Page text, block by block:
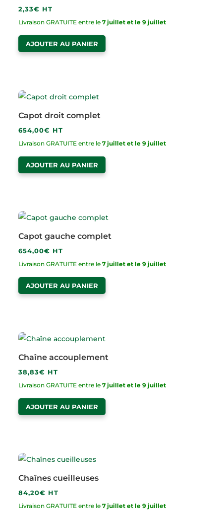
2,33€ HT
Livraison GRATUITE entre le7 juillet et le 9 juillet
AJOUTER AU PANIER
Capot droit complet
654,00€ HT
Livraison GRATUITE entre le7 juillet et le 9 juillet
AJOUTER AU PANIER
Capot gauche complet
654,00€ HT
Livraison GRATUITE entre le7 juillet et le 9 juillet
AJOUTER AU PANIER
Chaîne accouplement
38,83€ HT
Livraison GRATUITE entre le7 juillet et le 9 juillet
AJOUTER AU PANIER
Chaînes cueilleuses
84,20€ HT
Livraison GRATUITE entre le7 juillet et le 9 juillet